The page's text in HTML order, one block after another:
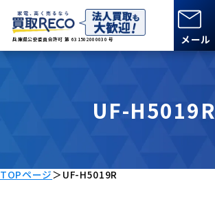
兵庫県公安委員会許可 第 631502000030 号 メール
UF-H5019R
TOPページ＞ UF-H5019R